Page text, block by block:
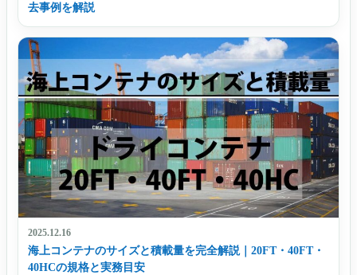
去事例を解説
2025.12.16
海上コンテナのサイズと積載量を完全解説｜20FT・40FT・
40HCの規格と実務目安